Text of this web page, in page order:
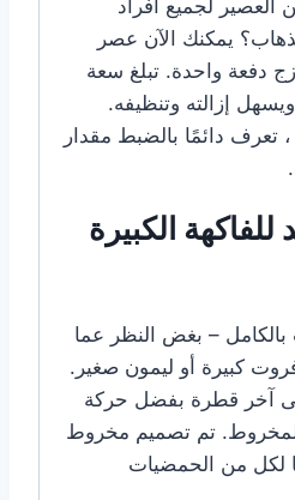
العصير لجميع أفراد
يمكنك الآن عصر
دفعة واحدة. تبلغ سعة
800 مل ويسهل إزالته وتنظيفه.
دائمًا بالضبط مقدار
الكبيرة
– بغض النظر عما
كبيرة أو ليمون صغير.
آخر قطرة بفضل حركة
للمخروط. تم تصميم مخروط
لكل من الحمضيات